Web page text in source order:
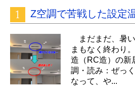
Z空調で苦戦した設定
まだまだ、暑
まもなく終わり
造（RC造）の新
調・読み：ぜっ
なって、や...